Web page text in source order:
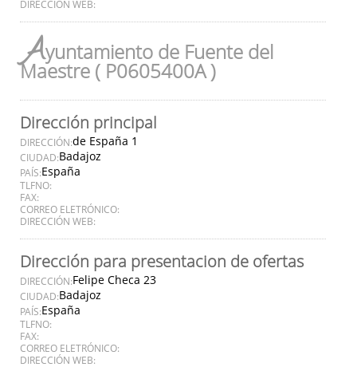
DIRECCIÓN WEB:
Ayuntamiento de Fuente del
Maestre ( P0605400A )
Dirección principal
DIRECCIÓN:de España 1
CIUDAD:Badajoz
PAÍS:España
TLFNO:
FAX:
CORREO ELETRÓNICO:
DIRECCIÓN WEB:
Dirección para presentacion de ofertas
DIRECCIÓN:Felipe Checa 23
CIUDAD:Badajoz
PAÍS:España
TLFNO:
FAX:
CORREO ELETRÓNICO:
DIRECCIÓN WEB: